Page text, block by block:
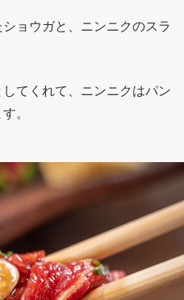
ョウガと、ニンニクのスラ
てくれて、ニンニクはパン
。